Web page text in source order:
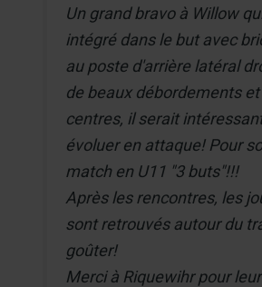
Un grand bravo à Willow
intégré dans le but avec
au poste d'arrière latéral
de beaux débordements
centres, il serait
évoluer en attaque! Pour
match en U11 "3 buts"!!!
Après les rencontres, les
sont retrouvés autour du
goûter!
Merci à Riquewihr pour